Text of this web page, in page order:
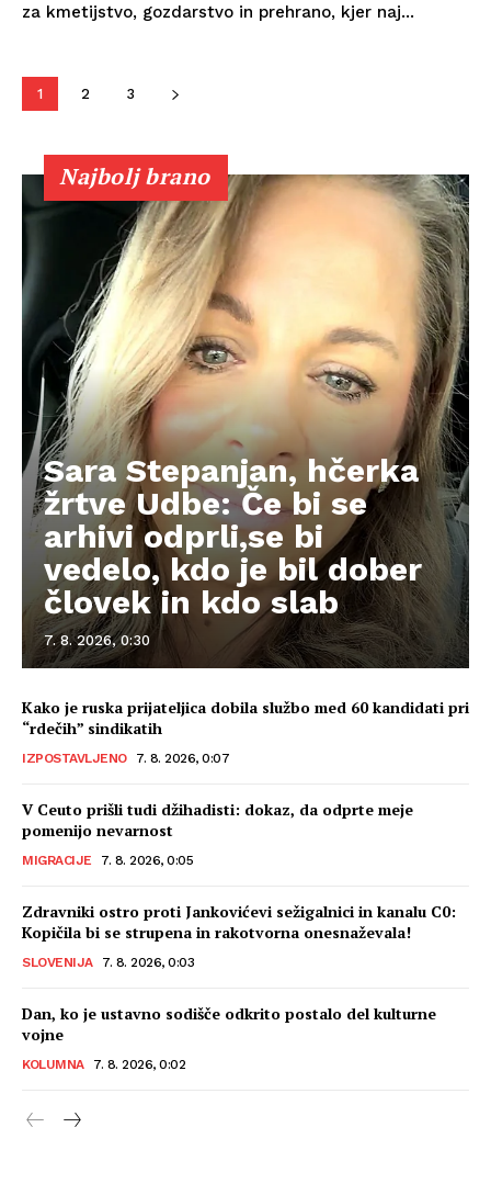
za kmetijstvo, gozdarstvo in prehrano, kjer naj...
1 2 3
Najbolj brano
Sara Stepanjan, hčerka
žrtve Udbe: Če bi se
arhivi odprli,se bi
vedelo, kdo je bil dober
človek in kdo slab
7. 8. 2026, 0:30
Kako je ruska prijateljica dobila službo med 60 kandidati pri
“rdečih” sindikatih
IZPOSTAVLJENO 7. 8. 2026, 0:07
V Ceuto prišli tudi džihadisti: dokaz, da odprte meje
pomenijo nevarnost
MIGRACIJE 7. 8. 2026, 0:05
Zdravniki ostro proti Jankovićevi sežigalnici in kanalu C0:
Kopičila bi se strupena in rakotvorna onesnaževala!
SLOVENIJA 7. 8. 2026, 0:03
Dan, ko je ustavno sodišče odkrito postalo del kulturne
vojne
KOLUMNA 7. 8. 2026, 0:02